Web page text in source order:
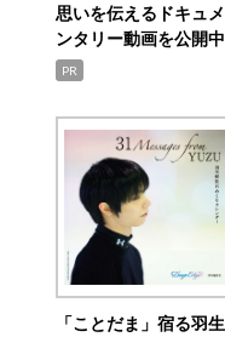
思いを伝えるドキュメ
ンタリー動画を公開中
PR
「ことだま」宿る羽生